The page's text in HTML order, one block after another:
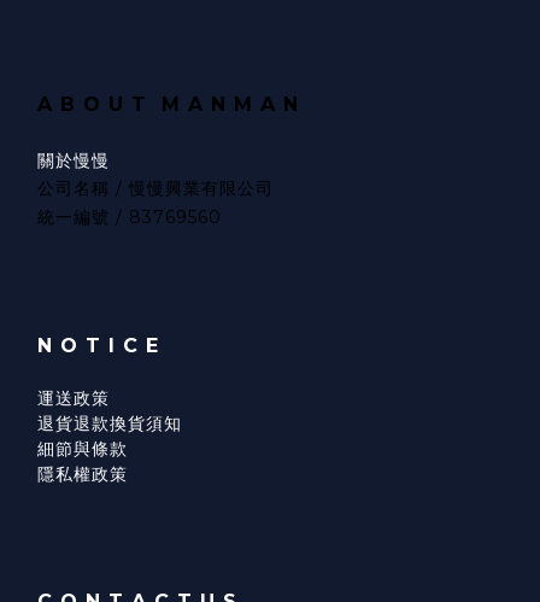
A B O U T M A N M A N
關於慢慢
公司名稱 / 慢慢興業有限公司
統一編號 / 83769560
N O T I C E
運送政策
退貨退款換貨須知
細節與條款
隱私權政策